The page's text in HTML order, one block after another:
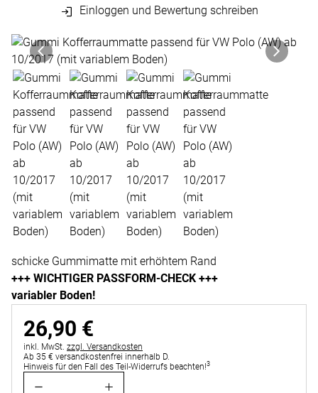
Einloggen und Bewertung schreiben
Produktgalerie
Zur Kaufbox springen
schicke Gummimatte mit erhöhtem Rand
+++ WICHTIGER PASSFORM-CHECK +++
variabler Boden!
26,90 €
Steuerhinweis:
inkl. MwSt. zzgl. Versandkosten
Ab 35 € versandkostenfrei innerhalb D.
Hinweis für den Fall des Teil-Widerrufs beachten!3